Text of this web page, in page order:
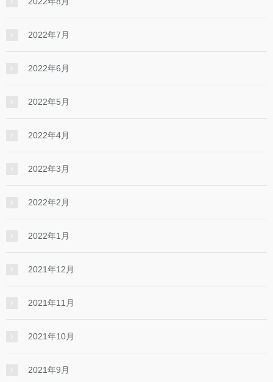
2022年7月
2022年6月
2022年5月
2022年4月
2022年3月
2022年2月
2022年1月
2021年12月
2021年11月
2021年10月
2021年9月